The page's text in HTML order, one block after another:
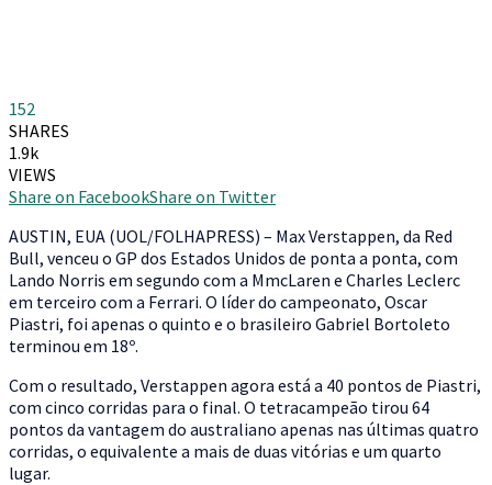
152
SHARES
1.9k
VIEWS
Share on FacebookShare on Twitter
AUSTIN, EUA (UOL/FOLHAPRESS) – Max Verstappen, da Red
Bull, venceu o GP dos Estados Unidos de ponta a ponta, com
Lando Norris em segundo com a MmcLaren e Charles Leclerc
em terceiro com a Ferrari. O líder do campeonato, Oscar
Piastri, foi apenas o quinto e o brasileiro Gabriel Bortoleto
terminou em 18º.
Com o resultado, Verstappen agora está a 40 pontos de Piastri,
com cinco corridas para o final. O tetracampeão tirou 64
pontos da vantagem do australiano apenas nas últimas quatro
corridas, o equivalente a mais de duas vitórias e um quarto
lugar.